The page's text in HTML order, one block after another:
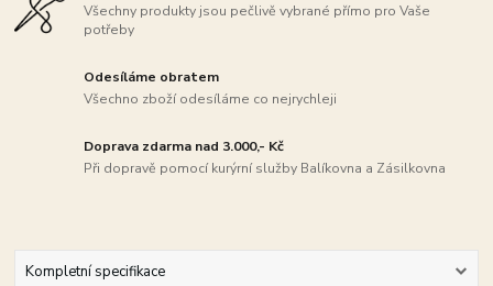
Všechny produkty jsou pečlivě vybrané přímo pro Vaše
potřeby
Odesíláme obratem
Všechno zboží odesíláme co nejrychleji
Doprava zdarma nad 3.000,- Kč
Při dopravě pomocí kurýrní služby Balíkovna a Zásilkovna
Kompletní specifikace